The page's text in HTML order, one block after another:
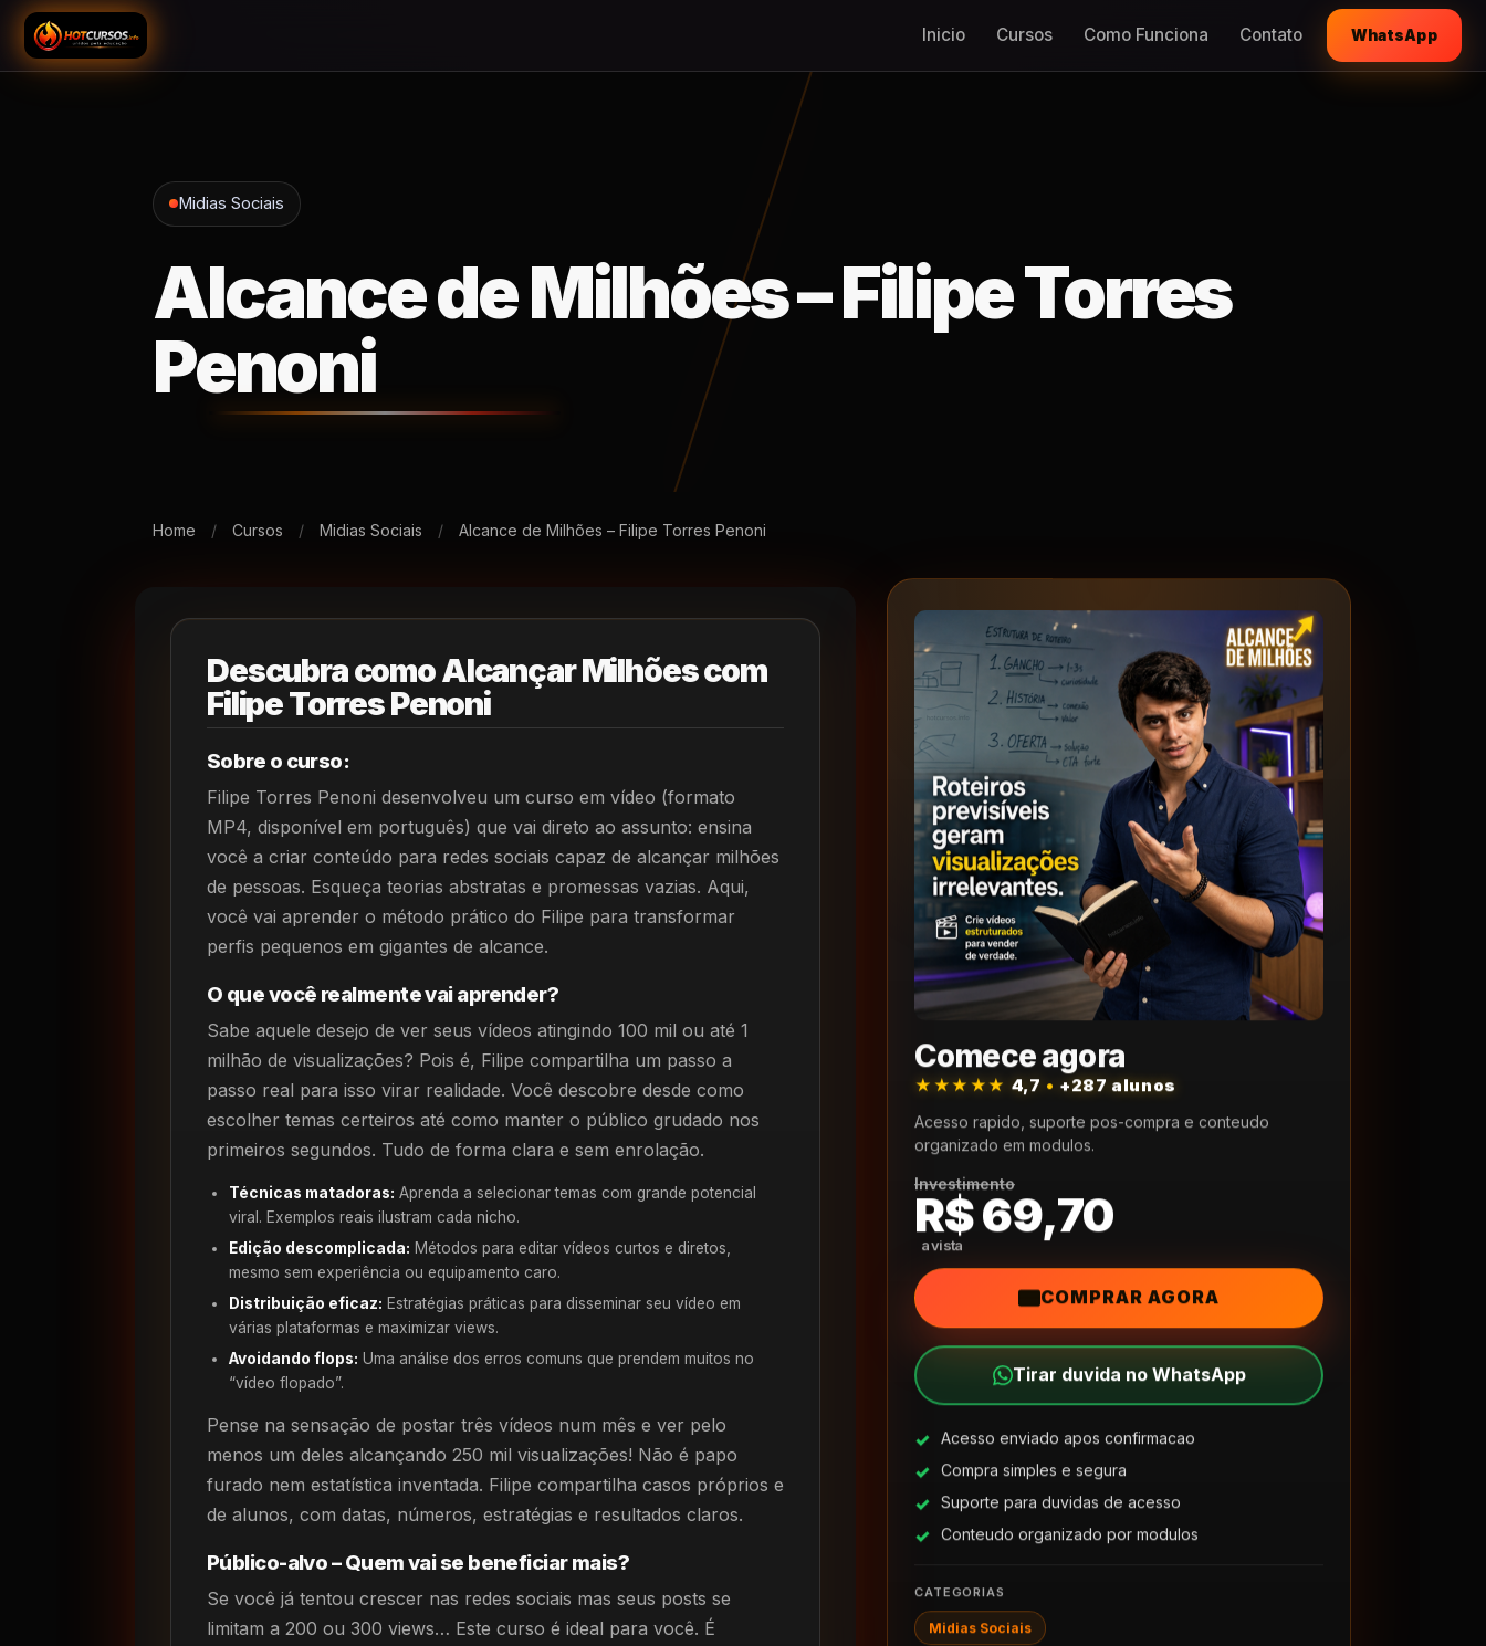
Inicio Cursos Como Funciona Contato WhatsApp
Midias Sociais
Alcance de Milhões – Filipe Torres
Penoni
Home / Cursos / Midias Sociais / Alcance de Milhões – Filipe Torres Penoni
Descubra como Alcançar Milhões com
Filipe Torres Penoni
Sobre o curso:
Filipe Torres Penoni desenvolveu um curso em vídeo (formato
MP4, disponível em português) que vai direto ao assunto: ensina
você a criar conteúdo para redes sociais capaz de alcançar milhões
de pessoas. Esqueça teorias abstratas e promessas vazias. Aqui,
você vai aprender o método prático do Filipe para transformar
perfis pequenos em gigantes de alcance.
O que você realmente vai aprender?
Sabe aquele desejo de ver seus vídeos atingindo 100 mil ou até 1
milhão de visualizações? Pois é, Filipe compartilha um passo a
passo real para isso virar realidade. Você descobre desde como
escolher temas certeiros até como manter o público grudado nos
primeiros segundos. Tudo de forma clara e sem enrolação.
Técnicas matadoras: Aprenda a selecionar temas com grande potencial
viral. Exemplos reais ilustram cada nicho.
Edição descomplicada: Métodos para editar vídeos curtos e diretos,
mesmo sem experiência ou equipamento caro.
Distribuição eficaz: Estratégias práticas para disseminar seu vídeo em
várias plataformas e maximizar views.
Avoidando flops: Uma análise dos erros comuns que prendem muitos no
“vídeo flopado”.
Pense na sensação de postar três vídeos num mês e ver pelo
menos um deles alcançando 250 mil visualizações! Não é papo
furado nem estatística inventada. Filipe compartilha casos próprios e
de alunos, com datas, números, estratégias e resultados claros.
Público-alvo – Quem vai se beneficiar mais?
Se você já tentou crescer nas redes sociais mas seus posts se
limitam a 200 ou 300 views… Este curso é ideal para você. É
Comece agora
★★★★★ 4,7 • +287 alunos
Acesso rapido, suporte pos-compra e conteudo
organizado em modulos.
Investimento
R$ 69,70
COMPRAR AGORA
Tirar duvida no WhatsApp
Acesso enviado apos confirmacao
Compra simples e segura
Suporte para duvidas de acesso
Conteudo organizado por modulos
CATEGORIAS
Midias Sociais